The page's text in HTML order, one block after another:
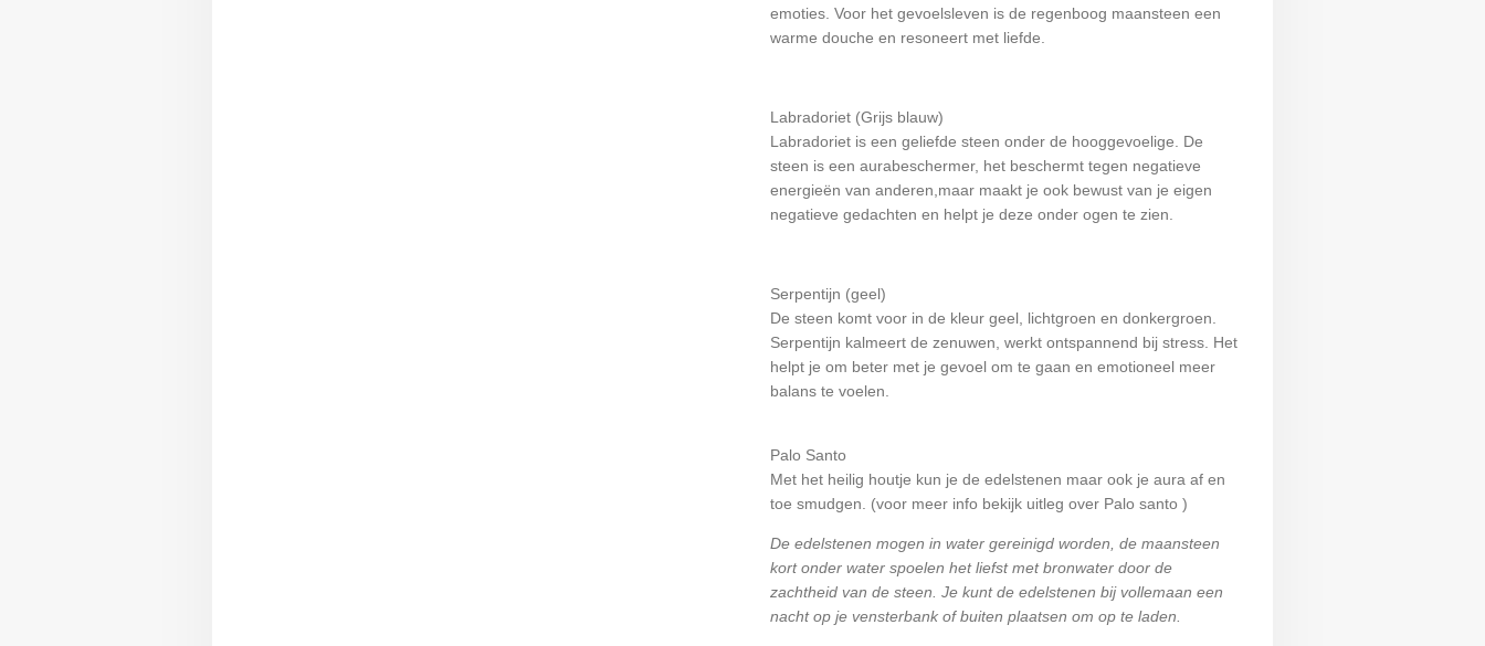
emoties. Voor het gevoelsleven is de regenboog maansteen een
warme douche en resoneert met liefde.
Labradoriet (Grijs blauw)
Labradoriet is een geliefde steen onder de hooggevoelige. De
steen is een aurabeschermer, het beschermt tegen negatieve
energieën van anderen,maar maakt je ook bewust van je eigen
negatieve gedachten en helpt je deze onder ogen te zien.
Serpentijn (geel)
De steen komt voor in de kleur geel, lichtgroen en donkergroen.
Serpentijn kalmeert de zenuwen, werkt ontspannend bij stress. Het
helpt je om beter met je gevoel om te gaan en emotioneel meer
balans te voelen.
Palo Santo
Met het heilig houtje kun je de edelstenen maar ook je aura af en
toe smudgen. (voor meer info bekijk uitleg over Palo santo )
De edelstenen mogen in water gereinigd worden, de maansteen
kort onder water spoelen het liefst met bronwater door de
zachtheid van de steen. Je kunt de edelstenen bij vollemaan een
nacht op je vensterbank of buiten plaatsen om op te laden.